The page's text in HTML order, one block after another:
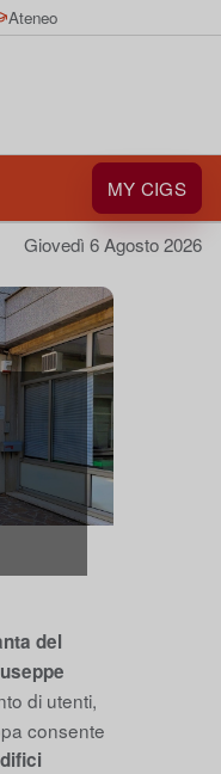
Ateneo
MY CIGS
Giovedì 6 Agosto 2026
del
di utenti,
consente